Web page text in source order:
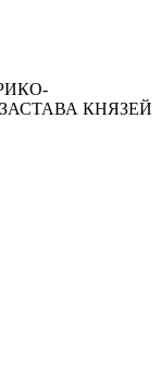
КНЯЗЕЙ